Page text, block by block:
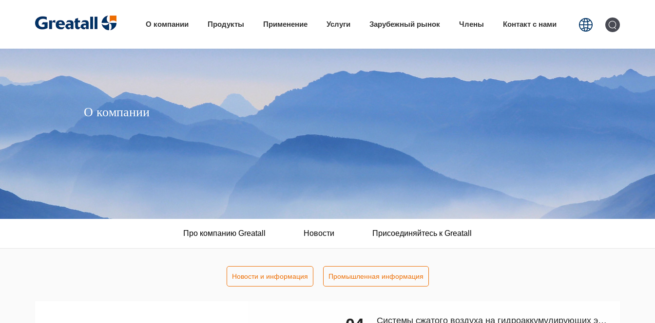
О компании Продукты Применение Услуги Зарубежный рынок Члены Контакт с нами
О компании
Про компанию Greatall Новости Присоединяйтесь к Greatall
Новости и информация Промышленная информация
Системы сжатого воздуха на гидроаккумулирующих электростанци...